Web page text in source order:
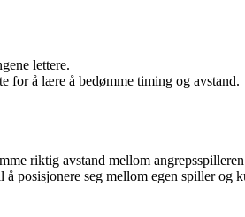
lettere.
for å lære å bedømme timing og avstand.
riktig avstand mellom angrepsspilleren
posisjonere seg mellom egen spiller og